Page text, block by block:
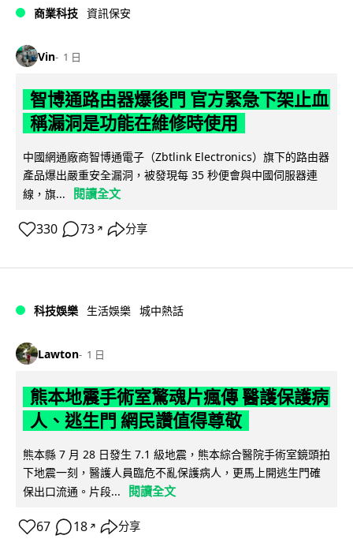
商業科技 資訊保安
Vin 1 日
智博通路由器爆後門 官方緊急下架止血
稱漏洞是功能在維修時使用
中國網通廠商智博通電子（Zbtlink Electronics）旗下的路由器
產品爆出嚴重安全漏洞，被發現每 35 秒便會與中國伺服器連
線，旗...
閱讀全文
330 73 ↗ 分享
科技娛樂 生活娛樂 城中熱話
Lawton 1 日
熊本地震手術室驚魂片瘋傳 醫護保護病
人、逃生門 網民讚值得尊敬
熊本縣 7 月 28 日發生 7.1 級地震，熊本綜合醫院手術室鏡頭拍
下地震一刻，醫護人員臨危不亂保護病人，更馬上開逃生門確
保出口流通。片段...
閱讀全文
67 18 ↗ 分享